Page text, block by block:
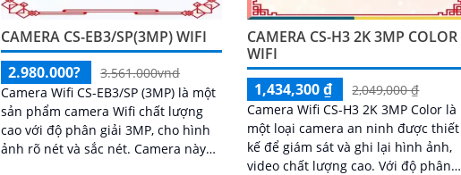
CAMERA CS-EB3/SP(3MP) WIFI
2.980.000?
3.561.000vnd
Camera Wifi CS-EB3/SP (3MP) là một
sản phẩm camera Wifi chất lượng
cao với độ phân giải 3MP, cho hình
ảnh rõ nét và sắc nét. Camera này
CAMERA CS-H3 2K 3MP COLOR
WIFI
1,434,300 ₫
2,049,000 ₫
Camera Wifi CS-H3 2K 3MP Color là
một loại camera an ninh được thiết
kế để giám sát và ghi lại hình ảnh,
video chất lượng cao. Với độ phân